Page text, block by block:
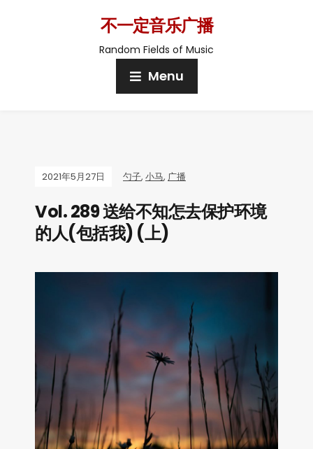
不一定音乐广播
Random Fields of Music
Menu
2021年5月27日 勺子, 小马, 广播
Vol. 289 送给不知怎去保护环境
的人(包括我) (上)